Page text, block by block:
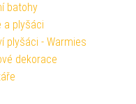
batohy
a plyšáci
plyšáci - Warmies
dekorace